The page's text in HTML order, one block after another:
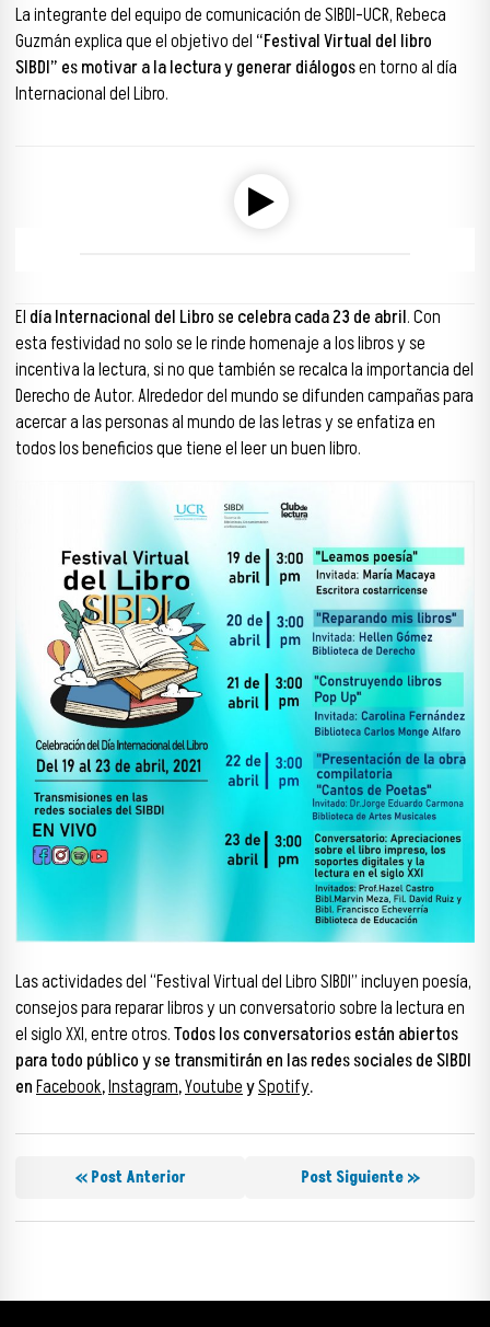
La integrante del equipo de comunicación de SIBDI-UCR, Rebeca
Guzmán explica que el objetivo del “Festival Virtual del libro
SIBDI” es motivar a la lectura y generar diálogosen torno al día
Internacional del Libro.
El día Internacional del Libro se celebra cada 23 de abril. Con
esta festividad no solo se le rinde homenaje a los libros y se
incentiva la lectura, si no que también se recalca la importancia del
Derecho de Autor. Alrededor del mundo se difunden campañas para
acercar a las personas al mundo de las letras y se enfatiza en
todos los beneficios que tiene el leer un buen libro.
Las actividades del “Festival Virtual del Libro SIBDI” incluyen poesía,
consejos para reparar libros y un conversatorio sobre la lectura en
el siglo XXI, entre otros.Todos los conversatorios están abiertos
para todo público y se transmitirán en las redes sociales de SIBDI
enFacebook,Instagram,YoutubeySpotify.
« Post Anterior Post Siguiente »